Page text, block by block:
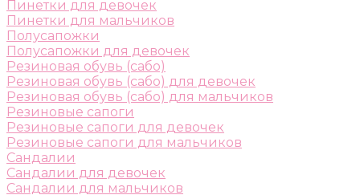
Пинетки для девочек
Пинетки для мальчиков
Полусапожки
Полусапожки для девочек
Резиновая обувь (сабо)
Резиновая обувь (сабо) для девочек
Резиновая обувь (сабо) для мальчиков
Резиновые сапоги
Резиновые сапоги для девочек
Резиновые сапоги для мальчиков
Сандалии
Сандалии для девочек
Сандалии для мальчиков